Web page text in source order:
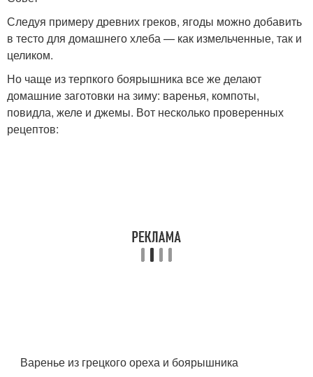
Следуя примеру древних греков, ягоды можно добавить
в тесто для домашнего хлеба — как измельченные, так и
целиком.
Но чаще из терпкого боярышника все же делают
домашние заготовки на зиму: варенья, компоты,
повидла, желе и джемы. Вот несколько проверенных
рецептов:
Варенье из грецкого ореха и боярышника